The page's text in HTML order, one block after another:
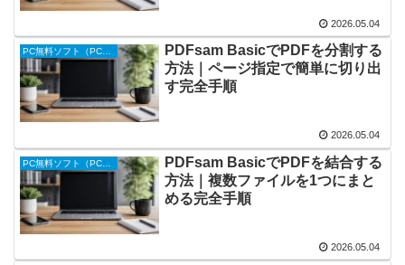
2026.05.04
PDFsam BasicでPDFを分割する
方法｜ページ指定で簡単に切り出
す完全手順
2026.05.04
PDFsam BasicでPDFを結合する
方法｜複数ファイルを1つにまと
める完全手順
2026.05.04